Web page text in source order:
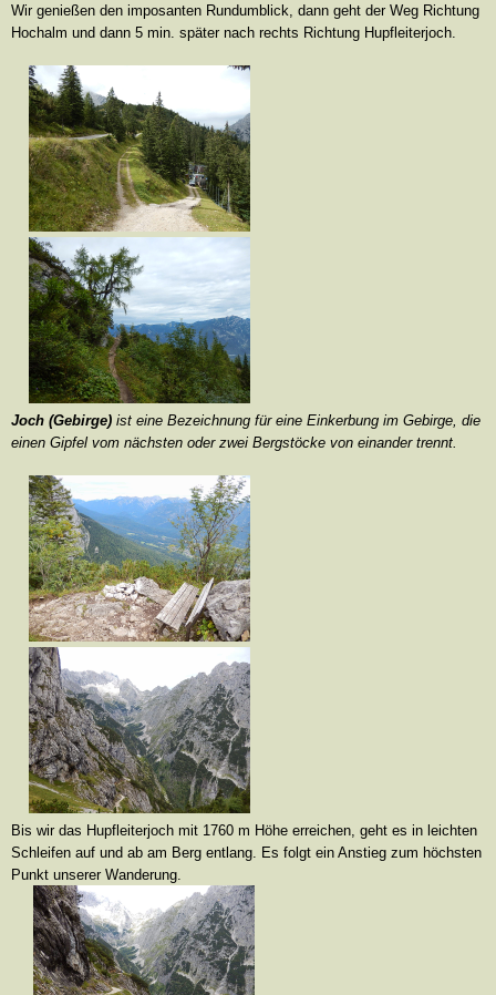
Wir genießen den imposanten Rundumblick, dann geht der Weg Richtung
Hochalm und dann 5 min. später nach rechts Richtung Hupfleiterjoch.
Joch (Gebirge) ist eine Bezeichnung für eine Einkerbung im Gebirge, die
einen Gipfel vom nächsten oder zwei Bergstöcke von einander trennt.
Bis wir das Hupfleiterjoch mit 1760 m Höhe erreichen, geht es in leichten
Schleifen auf und ab am Berg entlang. Es folgt ein Anstieg zum höchsten
Punkt unserer Wanderung.